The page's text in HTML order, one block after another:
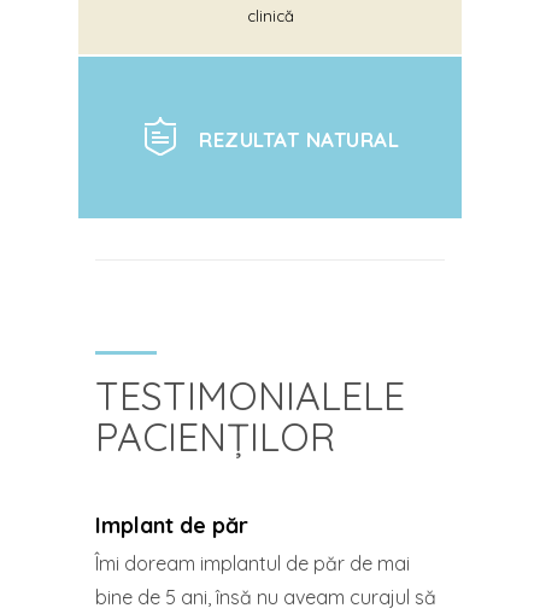
clinică
REZULTAT NATURAL
TESTIMONIALELE
PACIENȚILOR
Implant de păr
Îmi doream implantul de păr de mai
bine de 5 ani, însă nu aveam curajul să